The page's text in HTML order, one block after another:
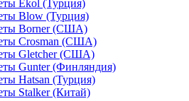
Ekol (Турция)
Blow (Турция)
Borner (США)
Crosman (США)
Gletcher (США)
Gunter (Финляндия)
Hatsan (Турция)
Stalker (Китай)